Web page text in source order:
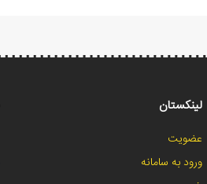
لینکستان
عضویت
ورود به سامانه